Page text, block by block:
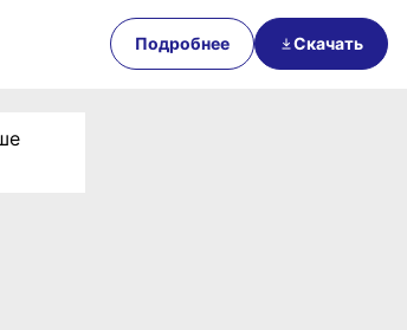
00:32
Подробнее Скачать